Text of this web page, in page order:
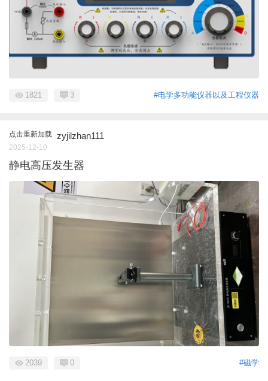
#电学多功能仪器以及工程仪器
1821 3
点击重新加载 zyjilzhan111
2025-12-10
静电高压发生器
#磁学
2039 0